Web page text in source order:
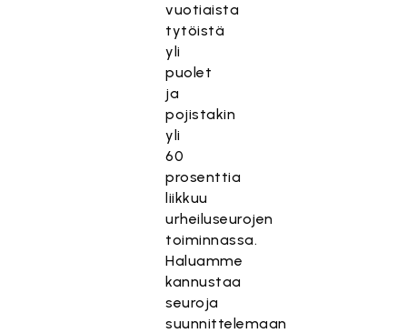
vuotiaista
tytöistä
yli
puolet
ja
pojistakin
yli
60
prosenttia
liikkuu
urheiluseurojen
toiminnassa.
Haluamme
kannustaa
seuroja
suunnittelemaan